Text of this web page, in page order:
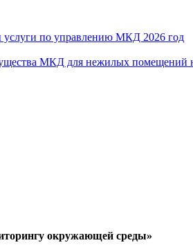
услуги по управлению МКД 2026 год
МКД для нежилых помещений
окружающей среды»